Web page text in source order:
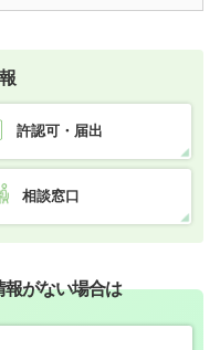
許認可・届出
相談窓口
がない場合は